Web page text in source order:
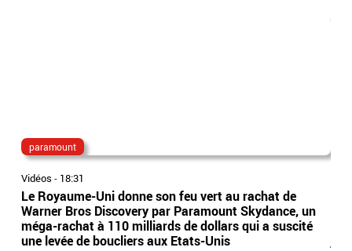
paramount
Vidéos - 18:31
Le Royaume-Uni donne son feu vert au rachat de
Warner Bros Discovery par Paramount Skydance, un
méga-rachat à 110 milliards de dollars qui a suscité
une levée de boucliers aux Etats-Unis